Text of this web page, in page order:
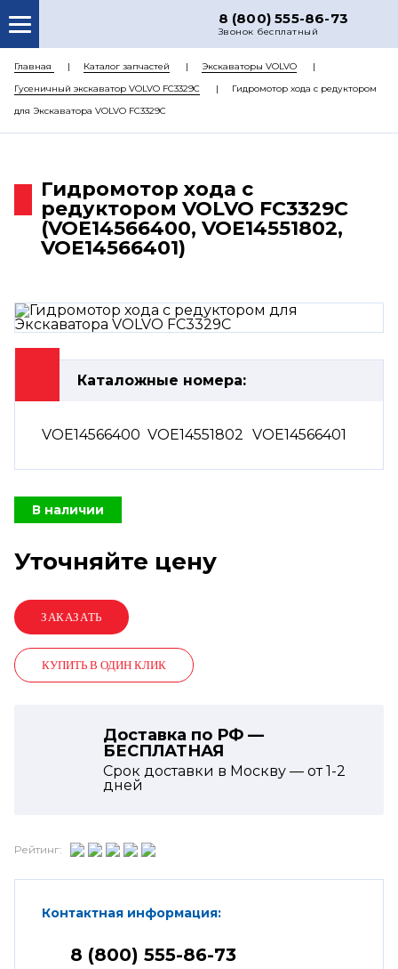
8 (800) 555-86-73
Звонок бесплатный
О НАС
КАТАЛОГ ЗАПЧАСТЕЙ
РЕМОНТ
ЦЕНЫ
КОНТАКТЫ
Главная Каталог запчастей
Экскаваторы VOLVO
Гусеничный экскаватор VOLVO FC3329C
Гидромотор хода с редуктором
для Экскаватора VOLVO FC3329C
Гидромотор хода с
редуктором VOLVO FC3329C
(VOE14566400, VOE14551802,
VOE14566401)
Каталожные номера:
VOE14566400 VOE14551802 VOE14566401
В наличии
Уточняйте цену
КУПИТЬ В ОДИН КЛИК
Доставка по РФ —
БЕСПЛАТНАЯ
Срок доставки в Москву — от1-2
дней
Рейтинг:
Контактная информация:
8 (800) 555-86-73